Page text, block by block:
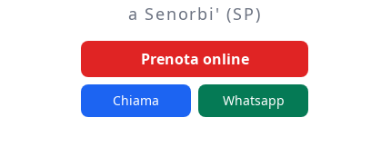
a Senorbi' (SP)
Prenota online
Chiama Whatsapp